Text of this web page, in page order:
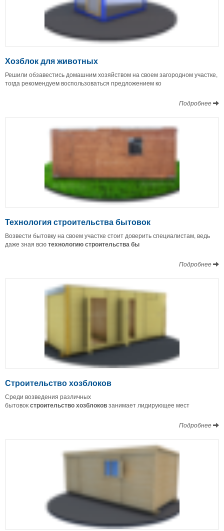
Хозблок для животных
Решили обзавестись домашним хозяйством на своем загородном участке,
тогда рекомендуем воспользоваться предложением ко
Подробнее
Технология строительства бытовок
Возвести бытовку на своем участке стоит доверить специалистам, ведь
даже зная всютехнологию строительства бы
Подробнее
Строительство хозблоков
Среди возведения различных
бытовокстроительствохозблоковзанимает лидирующее мест
Подробнее